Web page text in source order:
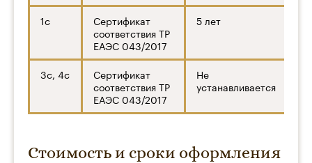
1с
Сертификат
соответствия ТР
ЕАЭС 043/2017
5 лет
3с, 4с
Сертификат
соответствия ТР
ЕАЭС 043/2017
Не
устанавливается
Стоимость и сроки оформления